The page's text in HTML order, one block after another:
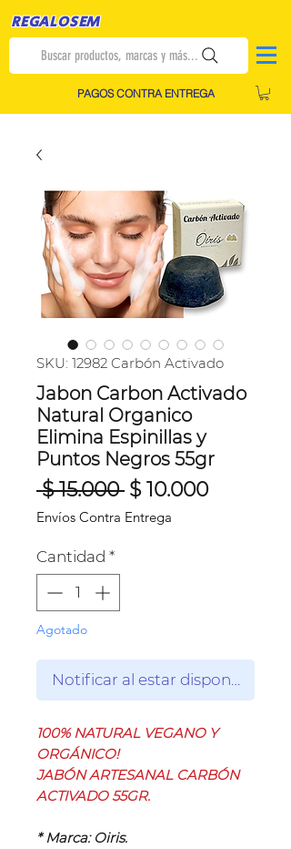
REGALOSEM
Buscar productos, marcas y más...
PAGOS CONTRA ENTREGA
SKU: 12982 Carbón Activado
Jabon Carbon Activado
Natural Organico
Elimina Espinillas y
Puntos Negros 55gr
$ 15.000 Precio
$ 10.000Precio
Envíos Contra Entrega
Cantidad *
Agotado
Notificar al estar disponible
100% NATURAL VEGANO Y
ORGÁNICO!
JABÓN ARTESANAL CARBÓN
ACTIVADO 55GR.
* Marca: Oiris.